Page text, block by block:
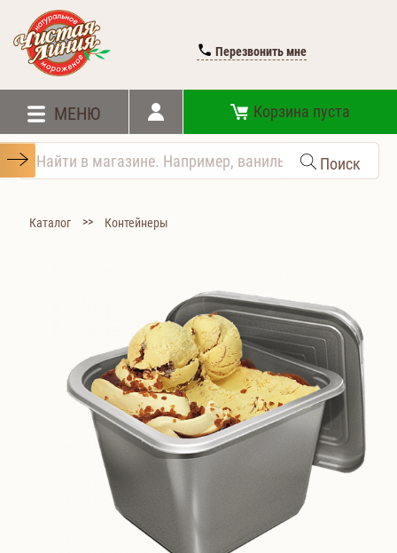
Перезвонить мне
МЕНЮ Корзина пуста
Поиск
Каталог >> Контейнеры